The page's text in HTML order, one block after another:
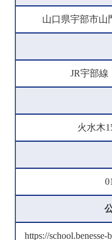
山口県宇部市山
JR宇部線
火水木
https://school.benesse-